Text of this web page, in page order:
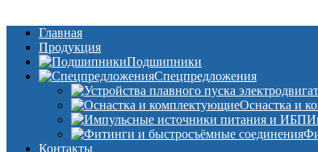
Главная
Продукция
Подшипники
Спецпредложения
Оснастка и
Контакты